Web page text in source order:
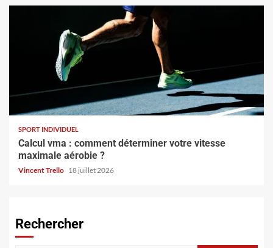
SPORT INDIVIDUEL
Calcul vma : comment déterminer votre vitesse
maximale aérobie ?
Vincent Trello 18 juillet 2026
Rechercher